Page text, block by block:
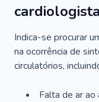
Indica-se procurar
na ocorrência de
circulatórios,
Falta de ar ao